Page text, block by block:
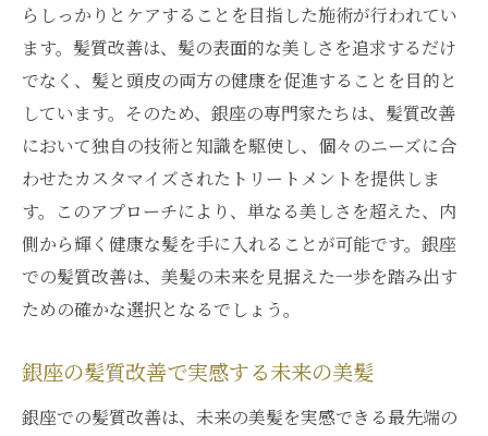
の楽しみ方
髪質改善を楽しむ銀座のエレガントな空間
銀座で髪質改善を満喫する洗練された方法
髪質改善を楽しむための銀座の空間作り
銀座で楽しむ髪質改善の贅沢な時間
銀座での髪質改善を楽しむためのヒント
究極の髪質改善を銀座のプロフェッショナルに
委ねる安心感
銀座のプロフェッショナルに委ねる髪質改
信頼できる銀座のプロが手掛ける髪質改善
銀座のプロフェッショナルの技術で安心の
らしっかりとケアすることを目指した施術が行われてい
ます。髪質改善は、髪の表面的な美しさを追求するだけ
でなく、髪と頭皮の両方の健康を促進することを目的と
しています。そのため、銀座の専門家たちは、髪質改善
において独自の技術と知識を駆使し、個々のニーズに合
わせたカスタマイズされたトリートメントを提供しま
す。このアプローチにより、単なる美しさを超えた、内
側から輝く健康な髪を手に入れることが可能です。銀座
での髪質改善は、美髪の未来を見据えた一歩を踏み出す
ための確かな選択となるでしょう。
銀座の髪質改善で実感する未来の美髪
銀座での髪質改善は、未来の美髪を実感できる最先端の